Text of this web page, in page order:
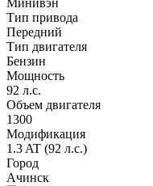
Минивэн
Тип привода
Передний
Тип двигателя
Бензин
Мощность
92 л.с.
Объем двигателя
1300
Модификация
1.3 AT (92 л.с.)
Город
Ачинск